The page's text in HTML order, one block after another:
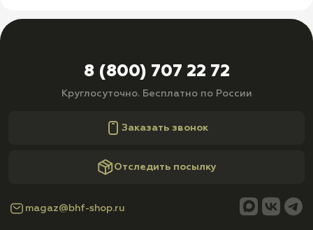
8 (800) 707 22 72
Круглосуточно. Бесплатно по России
Заказать звонок
Отследить посылку
magaz@bhf-shop.ru